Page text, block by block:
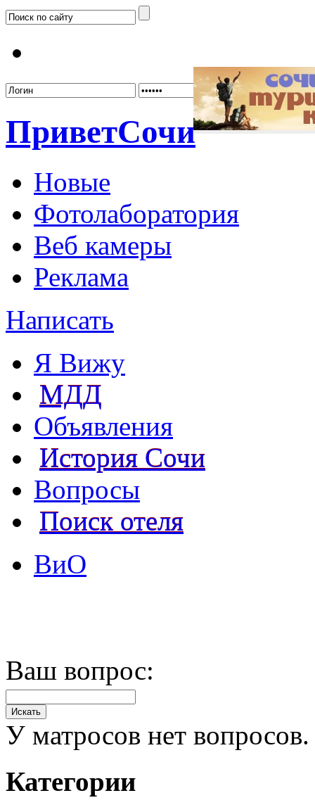
ПриветСочи
Новые
Фотолаборатория
Веб камеры
Реклама
Написать
Я Вижу
МДД
Объявления
История Сочи
Вопросы
Поиск отеля
ВиО
Ваш вопрос:
У матросов нет вопросов.
Категории